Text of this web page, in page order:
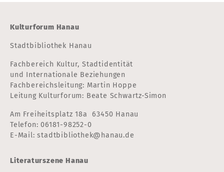
Kulturforum Hanau
Stadtbibliothek Hanau
Fachbereich Kultur, Stadtidentität
und Internationale Beziehungen
Fachbereichsleitung: Martin Hoppe
Leitung Kulturforum: Beate Schwartz-Simon
Am Freiheitsplatz 18a 63450 Hanau
Telefon:06181-98252-0
E-Mail:stadtbibliothek@hanau.de
Literaturszene Hanau